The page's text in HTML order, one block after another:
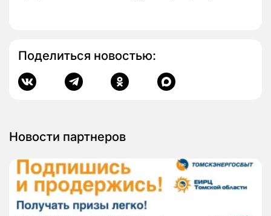
Поделиться новостью:
Новости партнеров